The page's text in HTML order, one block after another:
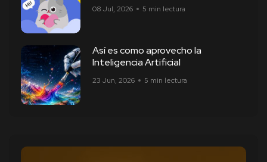
08 Jul, 2026 5 min lectura
Así es como aprovecho la
Inteligencia Artificial
23 Jun, 2026 5 min lectura